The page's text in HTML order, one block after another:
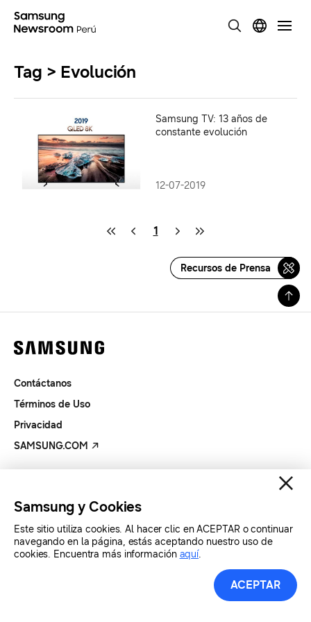
Tag > Evolución
Samsung TV: 13 años de
constante evolución
12-07-2019
1
Recursos de Prensa
Contáctanos
Términos de Uso
Privacidad
SAMSUNG.COM
Samsung y Cookies
Este sitio utiliza cookies. Al hacer clic en ACEPTAR o continuar
navegando en la página, estás aceptando nuestro uso de
cookies. Encuentra más información aquí.
ACEPTAR